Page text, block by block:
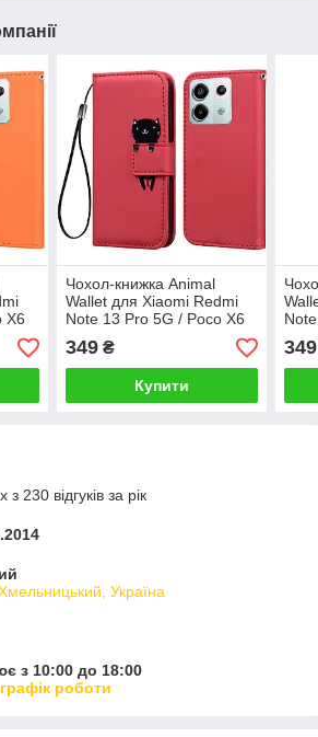
X6
Чохол-книжка Animal
Wallet для Xiaomi Redmi
Note 13 Pro 5G / Poco X6
5G Cat
349₴
Купити
5G
349
230 відгуків за рік
Україна
з 10:00 до 18:00
роботи